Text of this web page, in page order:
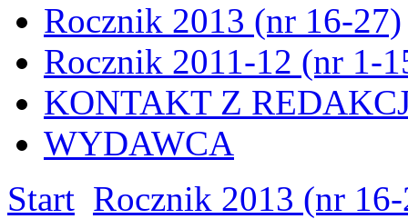
Rocznik 2013 (nr 16-27)
Rocznik 2011-12 (nr 1-
KONTAKT Z
WYDAWCA
Start Rocznik 2013 (nr